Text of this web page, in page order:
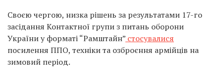
Своєю чергою, низка рішень за результатами 17-го
засідання Контактної групи з питань оборони
України у форматі “Рамштайн” стосувалися
посилення ППО, техніки та озброєння армійців на
зимовий період.